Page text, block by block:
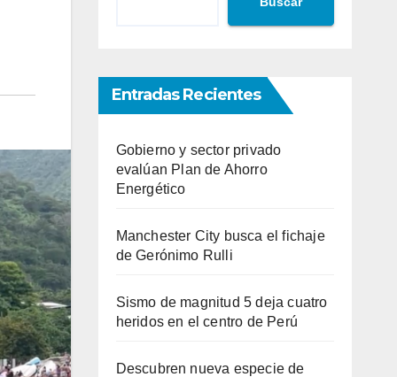
Entradas Recientes
Gobierno y sector privado
evalúan Plan de Ahorro
Energético
Manchester City busca el fichaje
de Gerónimo Rulli
Sismo de magnitud 5 deja cuatro
heridos en el centro de Perú
Descubren nueva especie de